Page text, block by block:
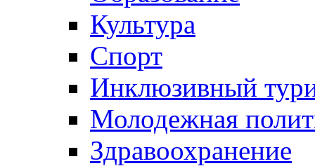
Культура
Спорт
Инклюзивный
Молодежная
Здравоохранение